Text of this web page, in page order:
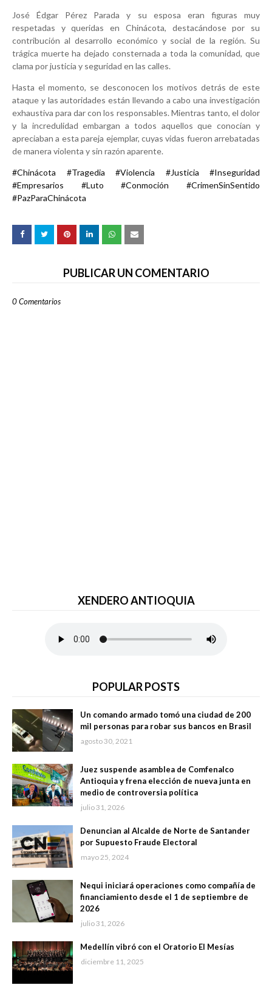
José Édgar Pérez Parada y su esposa eran figuras muy
respetadas y queridas en Chinácota, destacándose por su
contribución al desarrollo económico y social de la región. Su
trágica muerte ha dejado consternada a toda la comunidad, que
clama por justicia y seguridad en las calles.
Hasta el momento, se desconocen los motivos detrás de este
ataque y las autoridades están llevando a cabo una investigación
exhaustiva para dar con los responsables. Mientras tanto, el dolor
y la incredulidad embargan a todos aquellos que conocían y
apreciaban a esta pareja ejemplar, cuyas vidas fueron arrebatadas
de manera violenta y sin razón aparente.
#Chinácota #Tragedia #Violencia #Justicia #Inseguridad
#Empresarios #Luto #Conmoción #CrimenSinSentido
#PazParaChinácota
PUBLICAR UN COMENTARIO
0 Comentarios
XENDERO ANTIOQUIA
POPULAR POSTS
Un comando armado tomó una ciudad de 200
mil personas para robar sus bancos en Brasil
agosto 30, 2021
Juez suspende asamblea de Comfenalco
Antioquia y frena elección de nueva junta en
medio de controversia política
julio 31, 2026
Denuncian al Alcalde de Norte de Santander
por Supuesto Fraude Electoral
mayo 25, 2024
Nequi iniciará operaciones como compañía de
financiamiento desde el 1 de septiembre de
2026
julio 31, 2026
Medellín vibró con el Oratorio El Mesías
diciembre 11, 2025